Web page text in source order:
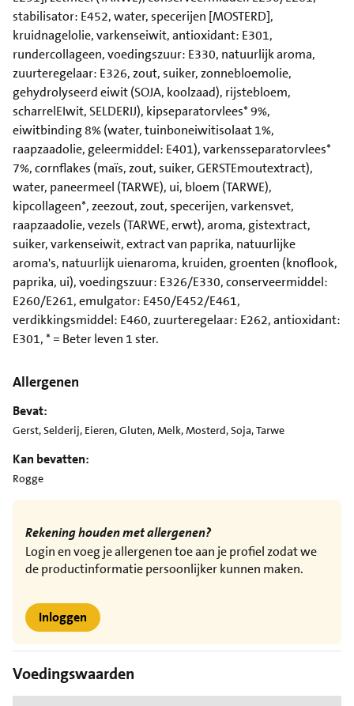
stabilisator: E452, water, specerijen [MOSTERD],
kruidnagelolie, varkenseiwit, antioxidant: E301,
rundercollageen, voedingszuur: E330, natuurlijk aroma,
zuurteregelaar: E326, zout, suiker, zonnebloemolie,
gehydrolyseerd eiwit (SOJA, koolzaad), rijstebloem,
scharrelEIwit, SELDERIJ), kipseparatorvlees* 9%,
eiwitbinding 8% (water, tuinboneiwitisolaat 1%,
raapzaadolie, geleermiddel: E401), varkensseparatorvlees*
7%, cornflakes (maïs, zout, suiker, GERSTEmoutextract),
water, paneermeel (TARWE), ui, bloem (TARWE),
kipcollageen*, zeezout, zout, specerijen, varkensvet,
raapzaadolie, vezels (TARWE, erwt), aroma, gistextract,
suiker, varkenseiwit, extract van paprika, natuurlijke
aroma's, natuurlijk uienaroma, kruiden, groenten (knoflook,
paprika, ui), voedingszuur: E326/E330, conserveermiddel:
E260/E261, emulgator: E450/E452/E461,
verdikkingsmiddel: E460, zuurteregelaar: E262, antioxidant:
E301, * = Beter leven 1 ster.
Allergenen
Bevat:
Gerst, Selderij, Eieren, Gluten, Melk, Mosterd, Soja, Tarwe
Kan bevatten:
Rogge
Rekening houden met allergenen?
Login en voeg je allergenen toe aan je profiel zodat we
de productinformatie persoonlijker kunnen maken.
Inloggen
Voedingswaarden